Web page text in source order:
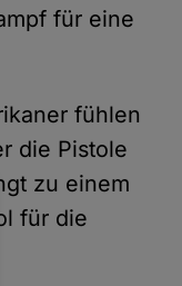
für eine
fühlen
die Pistole
zu einem
für die